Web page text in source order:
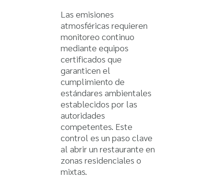
Las emisiones
atmosféricas requieren
monitoreo continuo
mediante equipos
certificados que
garanticen el
cumplimiento de
estándares ambientales
establecidos por las
autoridades
competentes. Este
control es un paso clave
al abrir un restaurante en
zonas residenciales o
mixtas.